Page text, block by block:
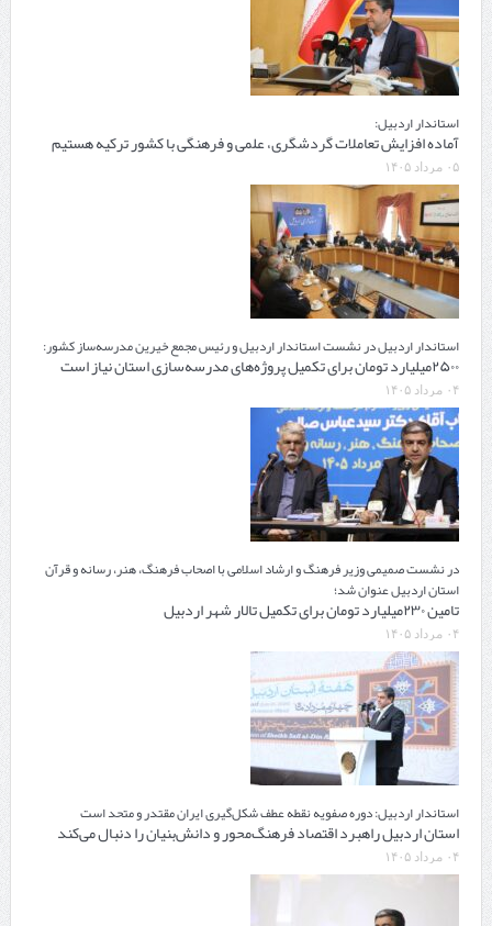
استاندار اردبیل:
آماده افزایش تعاملات گردشگری، علمی و فرهنگی با کشور ترکیه هستیم
۰۵ مرداد ۱۴۰۵
استاندار اردبیل در نشست استاندار اردبیل و رئیس مجمع خیرین مدرسه‌ساز کشور:
۲۵۰۰میلیارد تومان برای تکمیل پروژه‌های مدرسه‌سازی استان نیاز است
۰۴ مرداد ۱۴۰۵
در نشست صمیمی وزیر فرهنگ و ارشاد اسلامی با اصحاب فرهنگ، هنر، رسانه و قرآن
استان اردبیل عنوان شد؛
تامین ۲۳۰میلیارد تومان برای تکمیل تالار شهر اردبیل
۰۴ مرداد ۱۴۰۵
استاندار اردبیل: دوره صفویه نقطه عطف شکل‌گیری ایران مقتدر و متحد است
استان اردبیل راهبرد اقتصاد فرهنگ‌محور و دانش‌بنیان را دنبال می‌کند
۰۴ مرداد ۱۴۰۵